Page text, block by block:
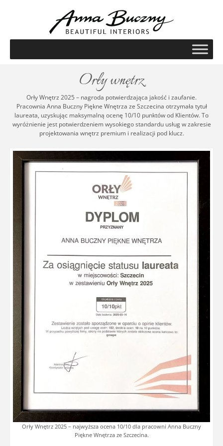
Orły wnętrz
Orły Wnętrz 2025 – nagroda potwierdzająca jakość i zaufanie.
Pracownia Anna Buczny Piękne Wnętrza ze Szczecina otrzymała tytuł
laureata, uzyskując maksymalną ocenę 10/10 punktów od Klientów. To
wyróżnienie jest potwierdzeniem wysokiego standardu usług w zakresie
projektowania wnętrz premium i realizacji pod klucz.
Orły Wnętrz 2025 – najwyższa ocena 10/10 dla pracowni Anna Buczny
Piękne Wnętrza ze Szczecina.